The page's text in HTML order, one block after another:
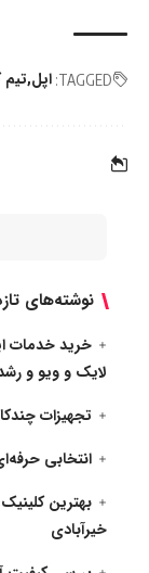
TAGGED: اپل
نوشته‌های
خرید خدمات
لایک و ویو و
تجهیزات
انتخابی
بهترین
خیرآبادی